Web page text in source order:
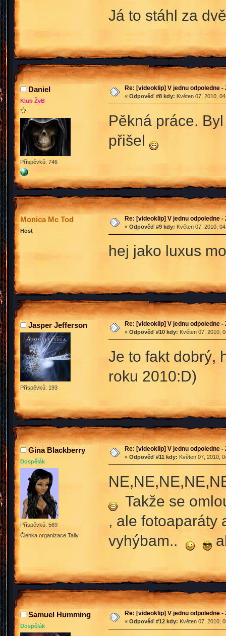
Já to stáhl za
Daniel
Klub ŽvB
Příspěvků: 746
Re: [videoklip] V jednu odpoledne
« Odpověď #8 kdy: Květen 07, 2010,
Pěkná práce.
přišel
Monica Mc Tod
Host
Re: [videoklip] V jednu odpoledne
« Odpověď #9 kdy: Květen 07, 2010,
hej jako luxus
Jasper Jefferson
Příspěvků: 193
Re: [videoklip] V jednu odpoledne
« Odpověď #10 kdy: Květen 07, 2010,
Je to fakt dobrý,
roku 2010:D)
Gina Blackberry
Dospělák
Příspěvků: 569
Členka organizace Tally
Re: [videoklip] V jednu odpoledne
« Odpověď #11 kdy: Květen 07, 2010,
Takže se
, ale fotoaparáty
vyhýbam..
Samuel Humming
Dospělák
Re: [videoklip] V jednu odpoledne
« Odpověď #12 kdy: Květen 07, 2010,